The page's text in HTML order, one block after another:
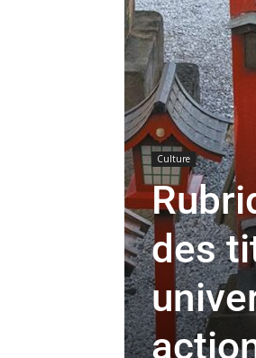
Culture
des